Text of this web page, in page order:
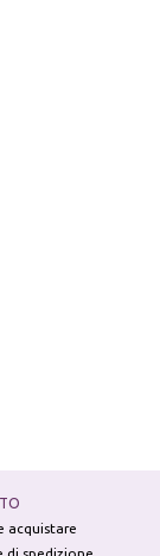
acquistare